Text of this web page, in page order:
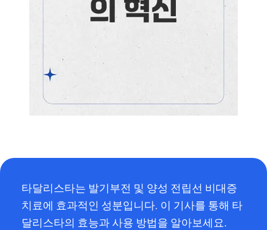
타달리스타는 발기부전 및 양성 전립선 비대증
치료에 효과적인 성분입니다. 이 기사를 통해 타
달리스타의 효능과 사용 방법을 알아보세요.